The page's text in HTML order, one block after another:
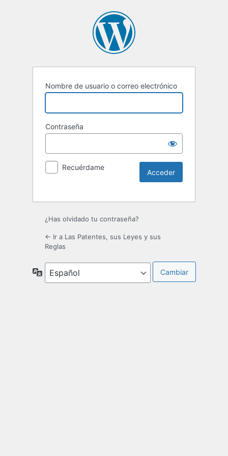
Nombre de usuario o correo electrónico
Contraseña
Recuérdame
¿Has olvidado tu contraseña?
← Ir a Las Patentes, sus Leyes y sus
Reglas
Idioma